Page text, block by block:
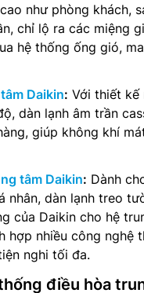
như phòng khách,
chỉ lộ ra các miệng
hệ thống ống gió,
Daikin: Với thiết kế
dàn lạnh âm trần
giúp không khí
tâm Daikin: Dành
nhân, dàn lạnh treo
của Daikin cho hệ
nhiều công nghệ
nghi tối đa.
điều hòa